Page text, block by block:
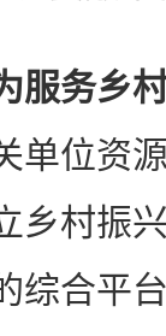
服务乡
单位资
乡村振
综合平